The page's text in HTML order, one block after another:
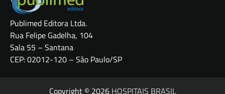
Publimed Editora Ltda.
Rua Felipe Gadelha, 104
Sala 55 – Santana
CEP: 02012-120 – São Paulo/SP
Copyright © 2026 HOSPITAIS BRASIL